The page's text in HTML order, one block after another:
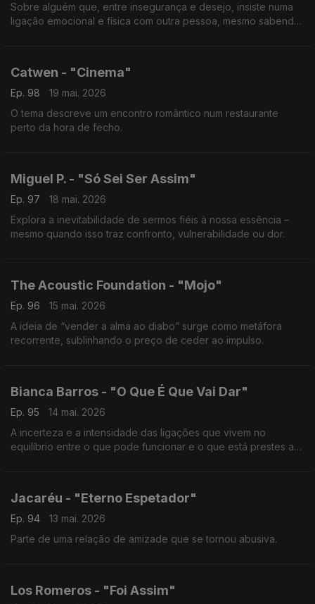
Sobre alguém que, entre insegurança e desejo, insiste numa
ligação emocional e física com outra pessoa, mesmo sabendo
Catwen - "Cinema"
Ep. 98
19 mai. 2026
O tema descreve um encontro romântico num restaurante
perto da hora de fecho.
Miguel P. - "Só Sei Ser Assim"
Ep. 97
18 mai. 2026
Explora a inevitabilidade de sermos fiéis à nossa essência –
mesmo quando isso traz confronto, vulnerabilidade ou dor.
The Acoustic Foundation - "Mojo"
Ep. 96
15 mai. 2026
A ideia de “vender a alma ao diabo” surge como metáfora
recorrente, sublinhando o preço de ceder ao impulso.
Bianca Barros - "O Que É Que Vai Dar"
Ep. 95
14 mai. 2026
A incerteza e a intensidade das ligações que vivem no
equilíbrio entre o que pode funcionar e o que está prestes a
Jacaréu - "Eterno Espetador"
Ep. 94
13 mai. 2026
Parte de uma relação de amizade que se tornou abusiva.
Los Romeros - "Foi Assim"